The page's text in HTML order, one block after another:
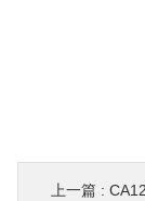
上一篇 :